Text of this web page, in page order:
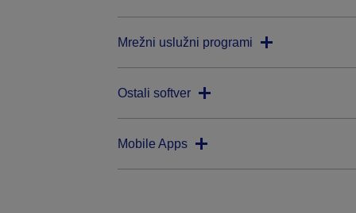
Mrežni uslužni programi
Ostali softver
Mobile Apps